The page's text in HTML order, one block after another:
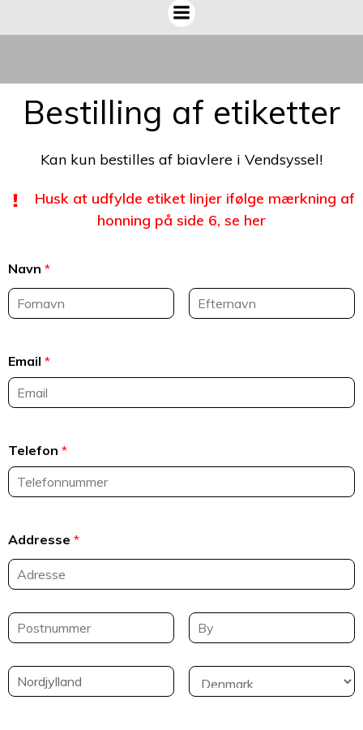
Bestilling af etiketter
Kan kun bestilles af biavlere i Vendsyssel!
Husk at udfylde etiket linjer ifølge mærkning af
honning på side 6, se her
Navn *
Email *
Telefon *
Addresse *